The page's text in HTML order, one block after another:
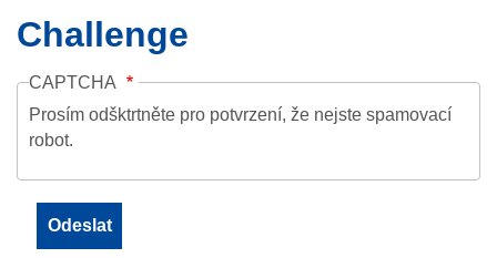
Challenge
CAPTCHA
Prosím odšktrtněte pro potvrzení, že nejste spamovací
robot.